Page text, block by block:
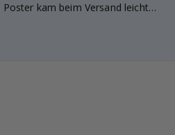
Poster kam beim Versand leicht